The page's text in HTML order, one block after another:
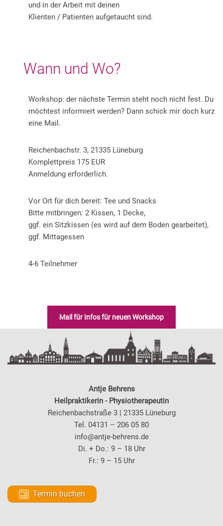
und in der Arbeit mit deinen
Klienten / Patienten aufgetaucht sind.
Wann und Wo?
Workshop: der nächste Termin steht noch nicht fest. Du
möchtest informiert werden? Dann schick mir doch kurz
eine Mail.
Reichenbachstr. 3, 21335 Lüneburg
Komplettpreis 175 EUR
Anmeldung erforderlich.
Vor Ort für dich bereit: Tee und Snacks
Bitte mitbringen: 2 Kissen, 1 Decke,
ggf. ein Sitzkissen (es wird auf dem Boden gearbeitet),
ggf. Mittagessen
4-6 Teilnehmer
Mail für Infos für neuen Workshop
Antje Behrens
Heilpraktikerin - Physiotherapeutin
Reichenbachstraße 3 | 21335 Lüneburg
Tel. 04131 – 206 05 80
info@antje-behrens.de
Di. + Do.: 9 – 18 Uhr
Fr.: 9 – 15 Uhr
Termin buchen